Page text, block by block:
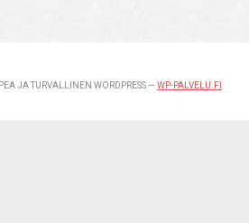
JA TURVALLINEN WORDPRESS — WP-PALVELU.FI